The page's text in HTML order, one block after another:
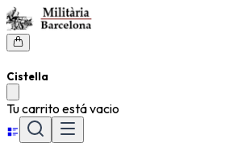
Cistella
Tu carrito está vacio